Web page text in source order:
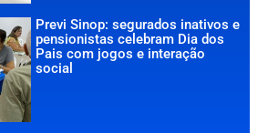
Previ Sinop: segurados inativos e
pensionistas celebram Dia dos
Pais com jogos e interação
social